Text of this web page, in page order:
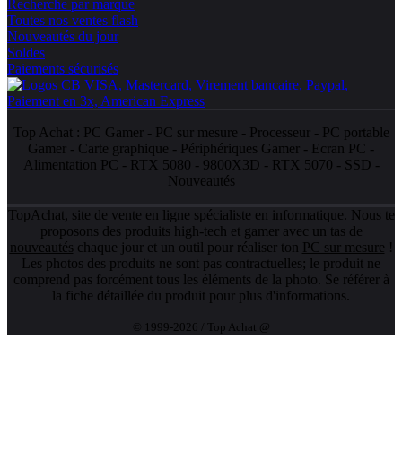
Recherche par marque
Toutes nos ventes flash
Nouveautés du jour
Soldes
Paiements sécurisés
Top Achat : PC Gamer- PC sur mesure - Processeur- PC portable
Gamer - Carte graphique - Périphériques Gamer - Ecran PC -
Alimentation PC - RTX 5080 - 9800X3D - RTX 5070 - SSD -
Nouveautés
TopAchat, site de vente en ligne spécialiste en informatique. Nous te
proposons des produits high-tech et gamer avec un tas de
nouveautés chaque jour et un outil pour réaliser ton PC sur mesure !
Les photos des produits ne sont pas contractuelles; le produit ne
comprend pas forcément tous les éléments de la photo. Se référer à
la fiche détaillée du produit pour plus d'informations.
© 1999-2026 / Top Achat @